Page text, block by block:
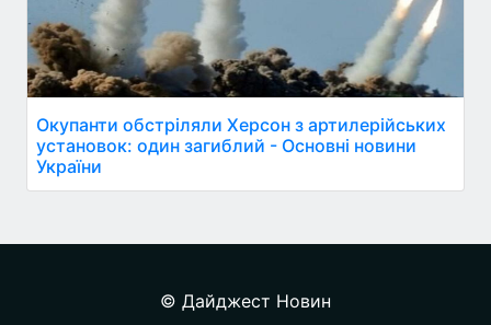
Окупанти обстріляли Херсон з артилерійських
установок: один загиблий - Основні новини
України
© Дайджест Новин